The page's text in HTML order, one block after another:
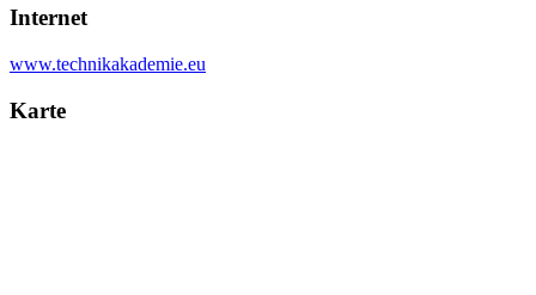
Internet
www.technikakademie.eu
Karte